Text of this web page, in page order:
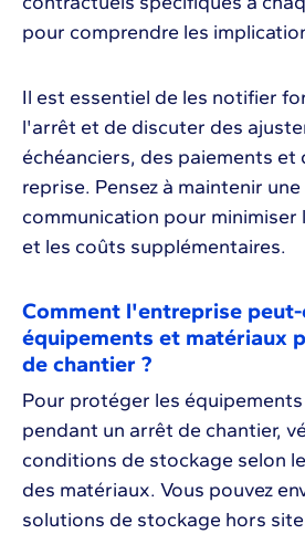
pour comprendre les
Il est essentiel de les notifier
l'arrêt et de discuter des
échéanciers, des paiements et
reprise. Pensez à maintenir
communication pour
et les coûts supplémentaires.
Comment l'entreprise
équipements et matériaux
de chantier ?
Pour protéger les
pendant un arrêt de chantier,
conditions de stockage selon
des matériaux. Vous pouvez
solutions de stockage hors